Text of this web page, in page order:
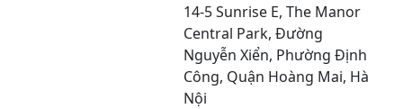
HOÁ ĐẠI CƯƠNG
MÔ HỌC ĐẠI CƯƠNG
TÀI CHÍNH DOANH
14‑5 Sunrise E, The Manor
Central Park, Đường
Nguyễn Xiển, Phường Định
Công, Quận Hoàng Mai, Hà
Nội